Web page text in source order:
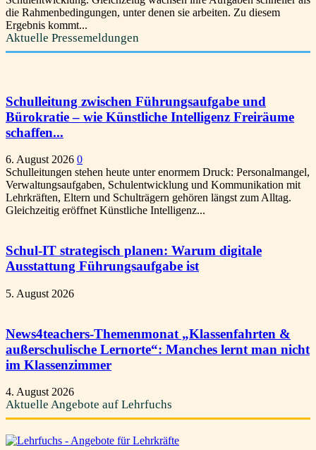
die Rahmenbedingungen, unter denen sie arbeiten. Zu diesem
Ergebnis kommt...
Aktuelle Pressemeldungen
Schulleitung zwischen Führungsaufgabe und
Bürokratie – wie Künstliche Intelligenz Freiräume
schaffen...
6. August 2026 0
Schulleitungen stehen heute unter enormem Druck: Personalmangel,
Verwaltungsaufgaben, Schulentwicklung und Kommunikation mit
Lehrkräften, Eltern und Schulträgern gehören längst zum Alltag.
Gleichzeitig eröffnet Künstliche Intelligenz...
Schul-IT strategisch planen: Warum digitale
Ausstattung Führungsaufgabe ist
5. August 2026
News4teachers-Themenmonat „Klassenfahrten &
außerschulische Lernorte“: Manches lernt man nicht
im Klassenzimmer
4. August 2026
Aktuelle Angebote auf Lehrfuchs